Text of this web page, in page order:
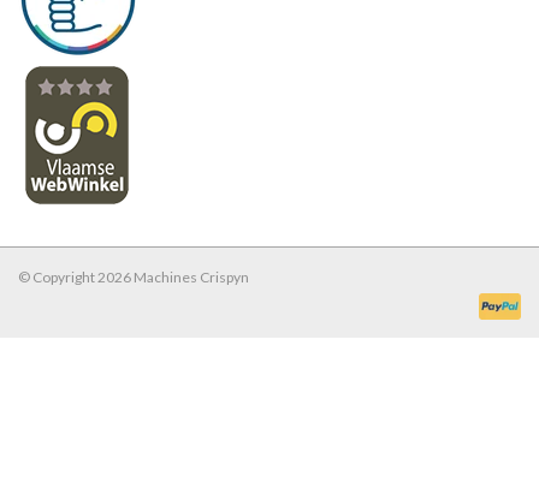
© Copyright 2026 Machines Crispyn